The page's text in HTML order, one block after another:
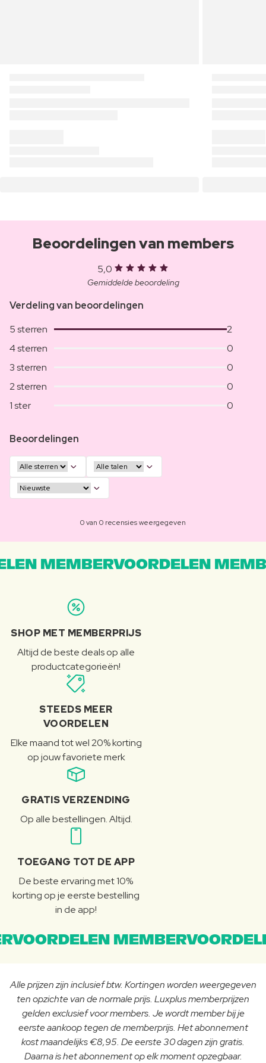
Beoordelingen van members
5,0
Gemiddelde beoordeling
Verdeling van beoordelingen
5 sterren
2
4 sterren
0
3 sterren
0
2 sterren
0
1 ster
0
Beoordelingen
0 van 0 recensies weergegeven
MEMBERVOORDELEN
SHOP MET MEMBERPRIJS
Altijd de beste deals op alle
productcategorieën!
STEEDS MEER
VOORDELEN
Elke maand tot wel 20% korting
op jouw favoriete merk
GRATIS VERZENDING
Op alle bestellingen. Altijd.
TOEGANG TOT DE APP
De beste ervaring met 10%
korting op je eerste bestelling
in de app!
Alle prijzen zijn inclusief btw. Kortingen worden weergegeven
ten opzichte van de normale prijs. Luxplus memberprijzen
gelden exclusief voor members. Je wordt member bij je
eerste aankoop tegen de memberprijs. Het abonnement
kost maandelijks €8,95. De eerste 30 dagen zijn gratis.
Daarna is het abonnement op elk moment opzegbaar.